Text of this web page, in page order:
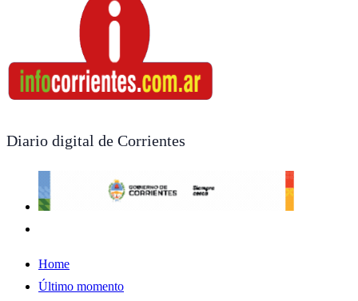
Diario digital de Corrientes
Home
Último momento